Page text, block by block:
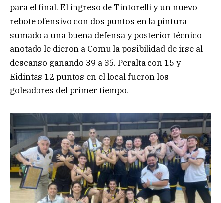
para el final. El ingreso de Tintorelli y un nuevo
rebote ofensivo con dos puntos en la pintura
sumado a una buena defensa y posterior técnico
anotado le dieron a Comu la posibilidad de irse al
descanso ganando 39 a 36. Peralta con 15 y
Eidintas 12 puntos en el local fueron los
goleadores del primer tiempo.